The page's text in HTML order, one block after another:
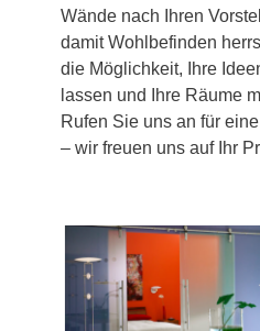
Wände nach Ihren
damit Wohlbefinden
die Möglichkeit, Ihre
lassen und Ihre Räume
Rufen Sie uns an für
– wir freuen uns auf Ihr